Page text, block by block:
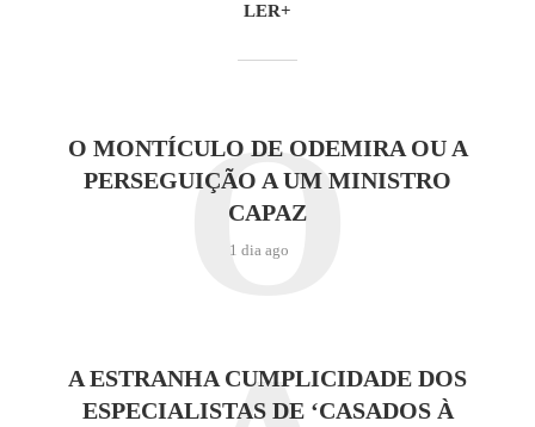
LER+
O MONTÍCULO DE ODEMIRA OU A
PERSEGUIÇÃO A UM MINISTRO
CAPAZ
1 dia ago
O
A ESTRANHA CUMPLICIDADE DOS
ESPECIALISTAS DE ‘CASADOS À